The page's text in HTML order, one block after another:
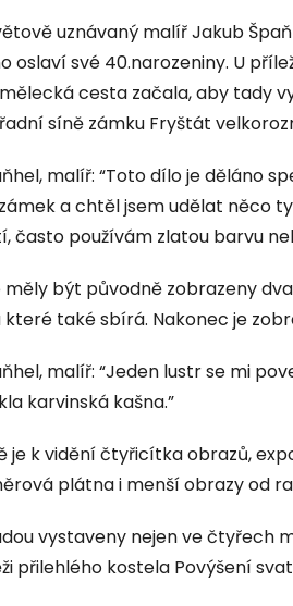
uznávaný malíř Jakub
oslaví své 40.narozeniny. U
cesta začala, aby tady
síně zámku Fryštát
malíř: “Toto dílo je děláno
a chtěl jsem udělat něco
často používám zlatou barvu
měly být původně zobrazeny
které také sbírá. Nakonec je
malíř: “Jeden lustr se mi
karvinská kašna.”
je k vidění čtyřicítka obrazů,
plátna i menší obrazy od
vystaveny nejen ve čtyřech
přilehlého kostela Povýšení